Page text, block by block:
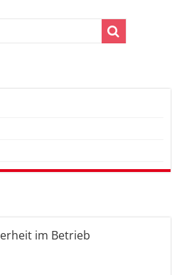
im Betrieb